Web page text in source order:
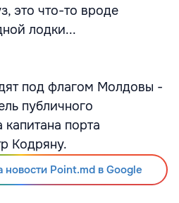
это что-то вроде
лодки...
под флагом Молдовы -
публичного
порта
Кодряну.
Point.md в Google